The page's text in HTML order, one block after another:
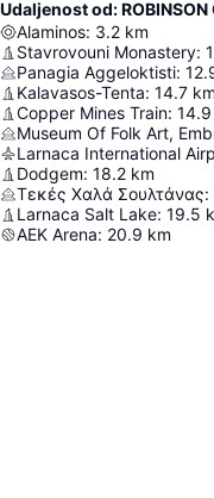
Udaljenost od: ROBINSON
Alaminos: 3.2 km
Stavrovouni Monastery:
Panagia Aggeloktisti:
Kalavasos-Tenta: 14.7 km
Copper Mines Train: 14.9
Larnaca International
Dodgem: 18.2 km
Τεκές Χαλά Σουλτάνας:
Larnaca Salt Lake: 19.5
AEK Arena: 20.9 km